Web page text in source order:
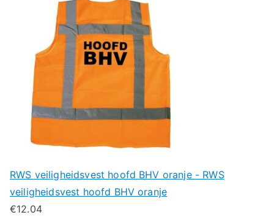
RWS veiligheidsvest hoofd BHV oranje - RWS
veiligheidsvest hoofd BHV oranje
€12.04